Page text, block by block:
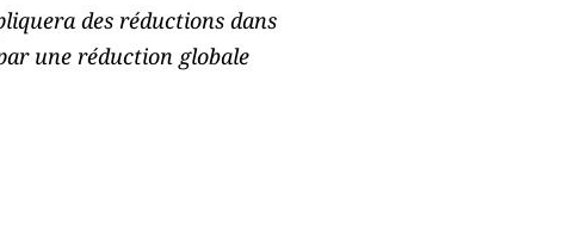
des réductions dans
une réduction globale